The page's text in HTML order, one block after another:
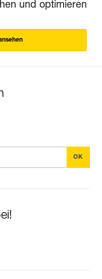
und optimieren